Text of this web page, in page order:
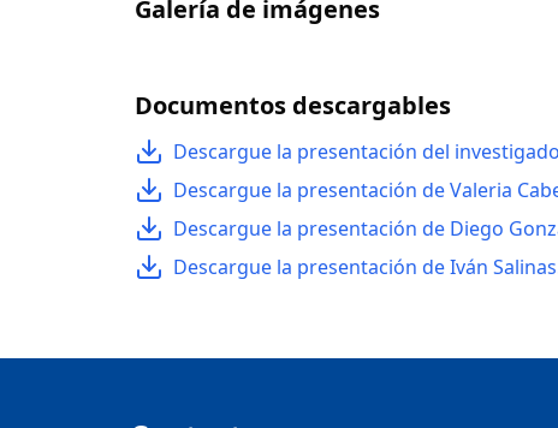
Galería de imágenes
Documentos descargables
Descargue la presentación del
Descargue la presentación de Valeria
Descargue la presentación de Diego
Descargue la presentación de Iván